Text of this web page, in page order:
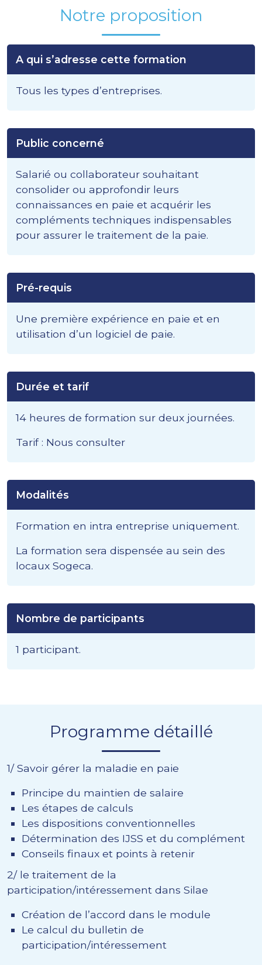
Notre proposition
A qui s’adresse cette formation
Tous les types d’entreprises.
Public concerné
Salarié ou collaborateur souhaitant
consolider ou approfondir leurs
connaissances en paie et acquérir les
compléments techniques indispensables
pour assurer le traitement de la paie.
Pré-requis
Une première expérience en paie et en
utilisation d’un logiciel de paie.
Durée et tarif
14 heures de formation sur deux journées.
Tarif : Nous consulter
Modalités
Formation en intra entreprise uniquement.
La formation sera dispensée au sein des
locaux Sogeca.
Nombre de participants
1 participant.
Programme détaillé
1/ Savoir gérer la maladie en paie
Principe du maintien de salaire
Les étapes de calculs
Les dispositions conventionnelles
Détermination des IJSS et du complément
Conseils finaux et points à retenir
2/ le traitement de la
participation/intéressement dans Silae
Création de l’accord dans le module
Le calcul du bulletin de
participation/intéressement